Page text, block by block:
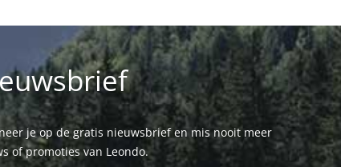
je op de gratis nieuwsbrief en mis nooit meer
of promoties van Leondo.